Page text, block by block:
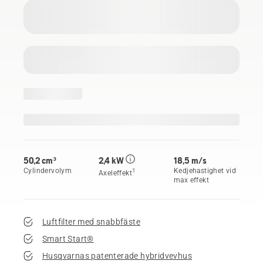
50,2 cm³
Cylindervolym
2,4 kW
Axeleffekt1
18,5 m/s
Kedjehastighet vid
max effekt
Luftfilter med snabbfäste
Smart Start®
Husqvarnas patenterade hybridvevhus